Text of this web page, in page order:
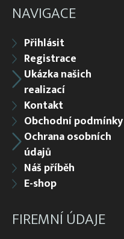
NAVIGACE
Přihlásit
Registrace
Ukázka našich
realizací
Kontakt
Obchodní podmínky
Ochrana osobních
údajů
Náš příběh
E-shop
FIREMNÍ ÚDAJE